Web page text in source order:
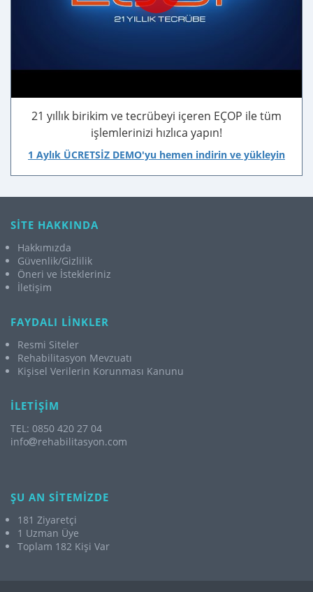
21 yıllık birikim ve tecrübeyi içeren EÇOP ile tüm
işlemlerinizi hızlıca yapın!
1 Aylık ÜCRETSİZ DEMO'yu hemen indirin ve yükleyin
SİTE HAKKINDA
Hakkımızda
Güvenlik/Gizlilik
Öneri ve İstekleriniz
İletişim
FAYDALI LİNKLER
Resmi Siteler
Rehabilitasyon Mevzuatı
Kişisel Verilerin Korunması Kanunu
İLETİŞİM
TEL: 0850 420 27 04
info
rehabilitasyon.com
ŞU AN SİTEMİZDE
181 Ziyaretçi
1 Uzman Üye
Toplam 182 Kişi Var